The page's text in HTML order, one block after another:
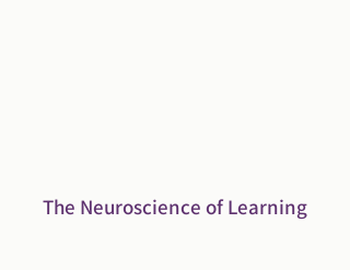
The Neuroscience of Learning